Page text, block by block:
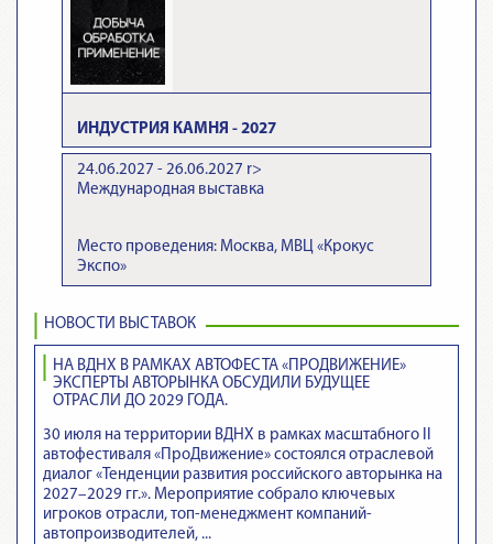
ИНДУСТРИЯ КАМНЯ - 2027
24.06.2027 - 26.06.2027 r>
Международная выставка
Место проведения: Москва, МВЦ «Крокус
Экспо»
НОВОСТИ ВЫСТАВОК
НА ВДНХ В РАМКАХ АВТОФЕСТА «ПРОДВИЖЕНИЕ»
ЭКСПЕРТЫ АВТОРЫНКА ОБСУДИЛИ БУДУЩЕЕ
ОТРАСЛИ ДО 2029 ГОДА.
30 июля на территории ВДНХ в рамках масштабного II
автофестиваля «ПроДвижение» состоялся отраслевой
диалог «Тенденции развития российского авторынка на
2027–2029 гг.». Мероприятие собрало ключевых
игроков отрасли, топ-менеджмент компаний-
автопроизводителей, ...